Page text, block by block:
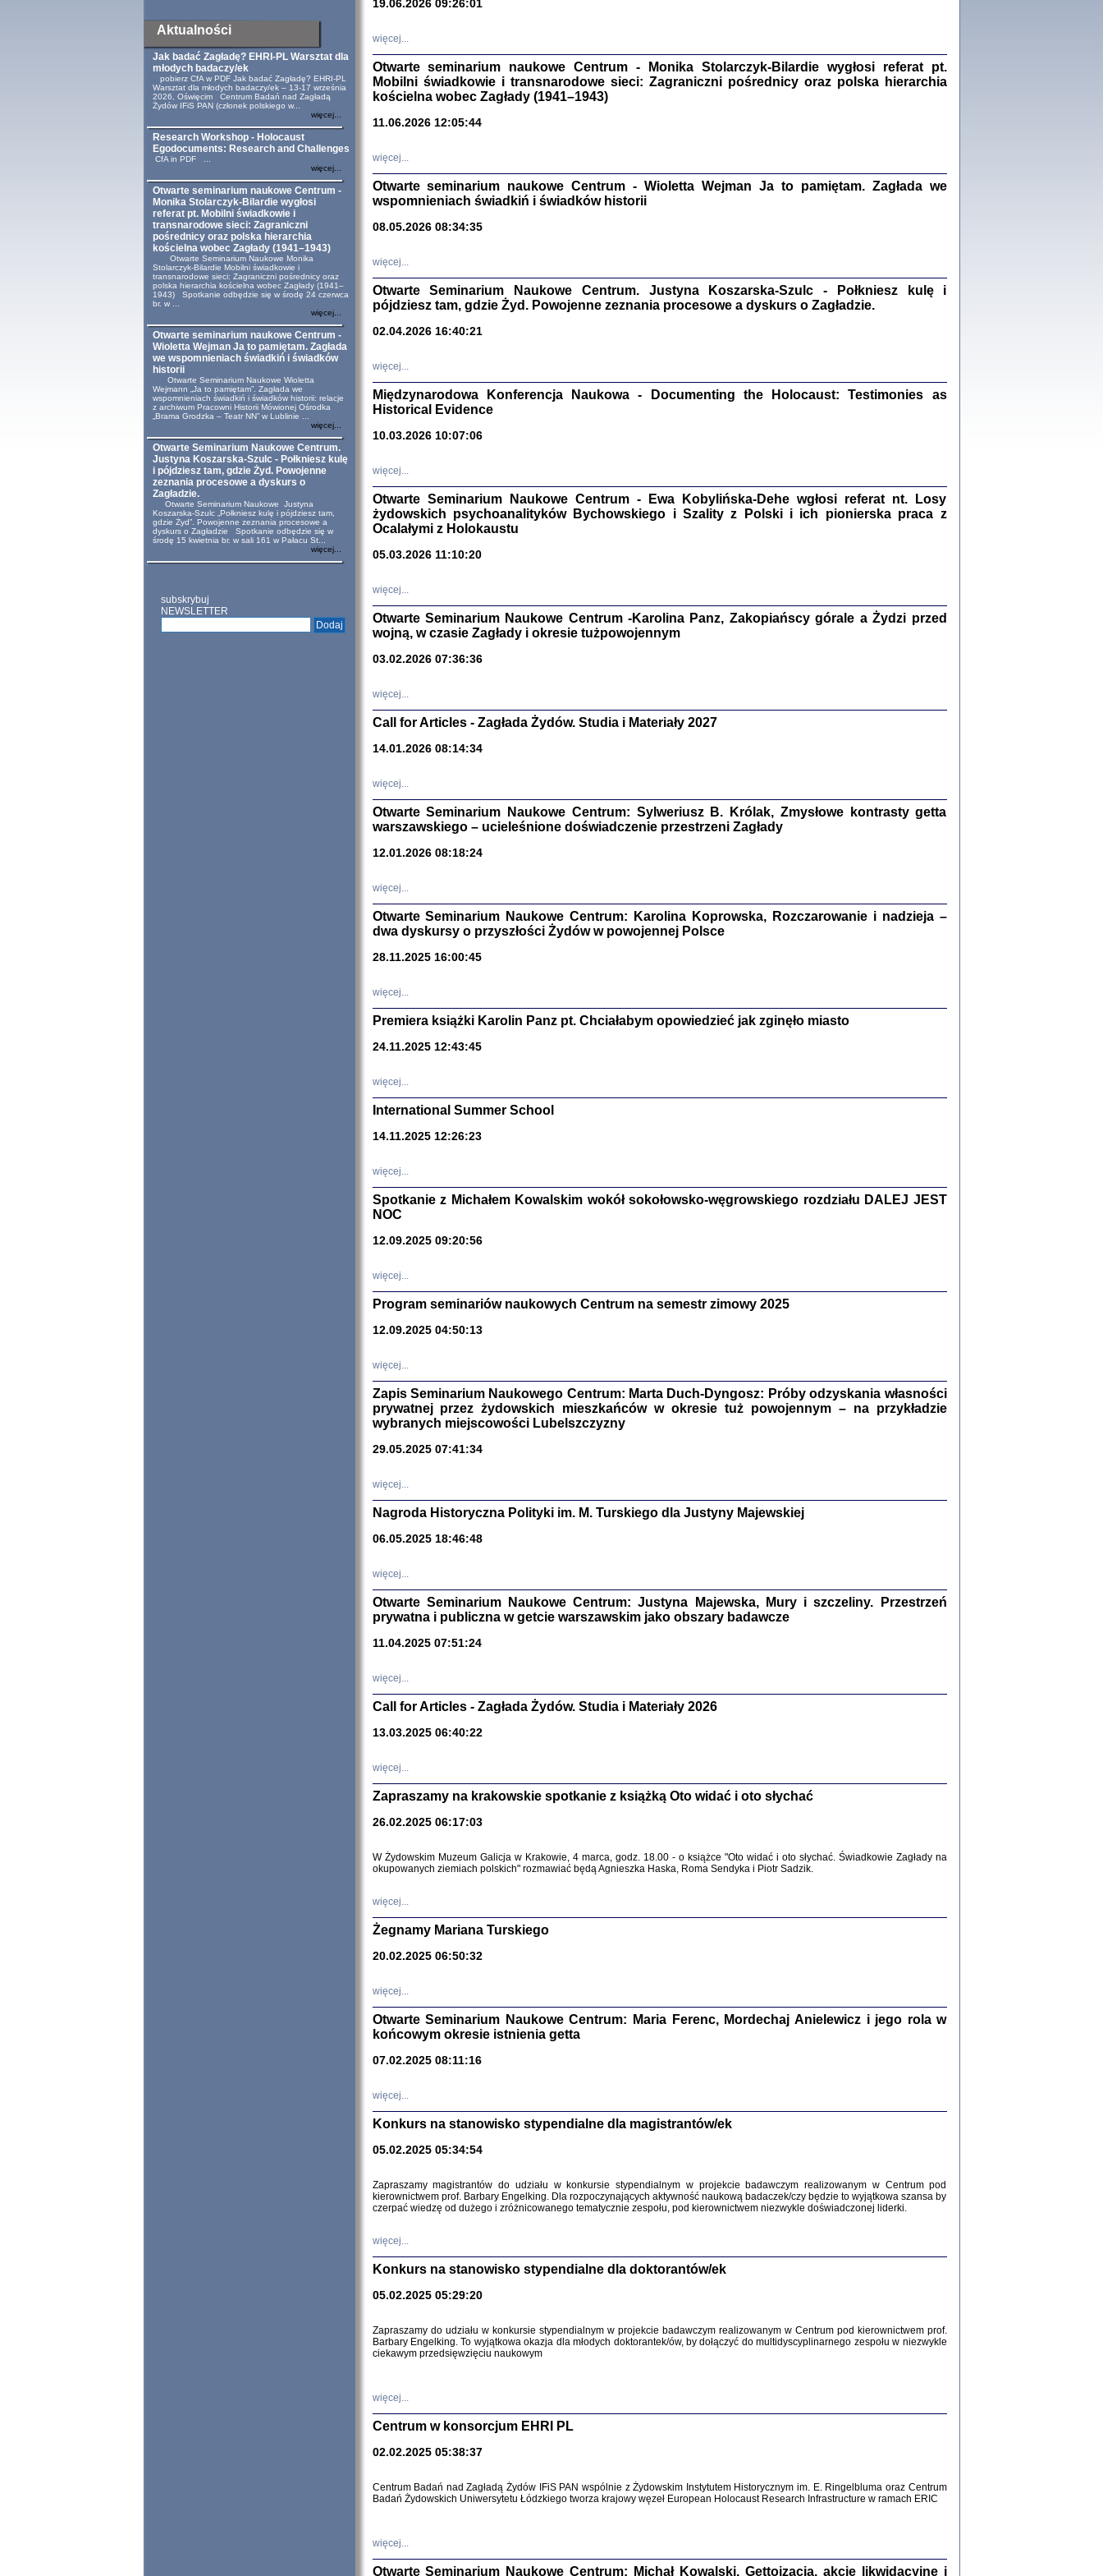
Aktualności
Jak badać Zagładę? EHRI-PL Warsztat dla
młodych badaczy/ek
pobierz CfA w PDF Jak badać Zagładę? EHRI-PL
Warsztat dla młodych badaczy/ek – 13-17 września
2026, Oświęcim Centrum Badań nad Zagładą
Żydów IFiS PAN (członek polskiego w...
więcej...
Research Workshop - Holocaust
Egodocuments: Research and Challenges
CfA in PDF ...
więcej...
Otwarte seminarium naukowe Centrum -
Monika Stolarczyk-Bilardie wygłosi
referat pt. Mobilni świadkowie i
transnarodowe sieci: Zagraniczni
pośrednicy oraz polska hierarchia
kościelna wobec Zagłady (1941–1943)
Otwarte Seminarium Naukowe Monika
Stolarczyk-Bilardie Mobilni świadkowie i
transnarodowe sieci: Zagraniczni pośrednicy oraz
polska hierarchia kościelna wobec Zagłady (1941–
1943) Spotkanie odbędzie się w środę 24 czerwca
br. w ...
więcej...
Otwarte seminarium naukowe Centrum -
Wioletta Wejman Ja to pamiętam. Zagłada
we wspomnieniach świadkiń i świadków
historii
Otwarte Seminarium Naukowe Wioletta
Wejmann „Ja to pamiętam”. Zagłada we
wspomnieniach świadkiń i świadków historii: relacje
z archiwum Pracowni Historii Mówionej Ośrodka
„Brama Grodzka – Teatr NN” w Lublinie ...
więcej...
Otwarte Seminarium Naukowe Centrum.
Justyna Koszarska-Szulc - Połkniesz kulę
i pójdziesz tam, gdzie Żyd. Powojenne
zeznania procesowe a dyskurs o
Zagładzie.
Otwarte Seminarium Naukowe Justyna
Koszarska-Szulc „Połkniesz kulę i pójdziesz tam,
gdzie Żyd”. Powojenne zeznania procesowe a
dyskurs o Zagładzie Spotkanie odbędzie się w
środę 15 kwietnia br. w sali 161 w Pałacu St...
więcej...
subskrybuj
NEWSLETTER
oprac. Aleksandra Bańkowska
Warszawa 2022
oprac. Aleksandra Bańkowska, wstęp Jacek Leociak
Warszawa 2021
Studia i Materiały
nr 17, R. 2021
NIE WIEMY CO PRZYNIESIE NAM KOLEJNA GODZINA ...
Dziennik pisany w ukryciu w latach 1943-1944
Zagłada Żydów.
Sewek Okonowski, oprac. Marta Janczewska
PISZĄCY TE SŁOWA JEST PRACOWNIKIEM
GETTOWEJ INSTYTUCJI ...
'z Dziennika' i inne pisma z łódzkiego getta
Józef Zelkowicz, tłum. z jidysz, oprac. i wstęp. Monika Polit
CZYTAJĄC GAZETĘ NIEMIECKĄ ...
Warszawa 2019
Zagłada Żydów.
red. i wstęp Barbara Engelking, Jan Grabowski
Stanisław Adler, oprac. i wstępem opatrzyłaMarta Janczewska
Warszawa 2018
Warszawa 2017
Pisma Kopla i Mirki Piżyców o życiu w getcie i okupowanej
Warszawie
Warszawa 2016
SZCZĘŚCIE JEST POSIADAĆ DOM POD ZIEMIĄ ...
19.06.2026 09:26:01
więcej...
Otwarte seminarium naukowe Centrum - Monika Stolarczyk-Bilardie wygłosi referat pt.
Mobilni świadkowie i transnarodowe sieci: Zagraniczni pośrednicy oraz polska hierarchia
kościelna wobec Zagłady (1941–1943)
11.06.2026 12:05:44
więcej...
Otwarte seminarium naukowe Centrum - Wioletta Wejman Ja to pamiętam. Zagłada we
wspomnieniach świadkiń i świadków historii
08.05.2026 08:34:35
więcej...
Otwarte Seminarium Naukowe Centrum. Justyna Koszarska-Szulc - Połkniesz kulę i
pójdziesz tam, gdzie Żyd. Powojenne zeznania procesowe a dyskurs o Zagładzie.
02.04.2026 16:40:21
więcej...
Międzynarodowa Konferencja Naukowa - Documenting the Holocaust: Testimonies as
Historical Evidence
10.03.2026 10:07:06
więcej...
Otwarte Seminarium Naukowe Centrum - Ewa Kobylińska-Dehe wgłosi referat nt. Losy
żydowskich psychoanalityków Bychowskiego i Szality z Polski i ich pionierska praca z
Ocalałymi z Holokaustu
05.03.2026 11:10:20
więcej...
Otwarte Seminarium Naukowe Centrum -Karolina Panz, Zakopiańscy górale a Żydzi przed
wojną, w czasie Zagłady i okresie tużpowojennym
03.02.2026 07:36:36
więcej...
Call for Articles - Zagłada Żydów. Studia i Materiały 2027
14.01.2026 08:14:34
więcej...
Otwarte Seminarium Naukowe Centrum: Sylweriusz B. Królak, Zmysłowe kontrasty getta
warszawskiego – ucieleśnione doświadczenie przestrzeni Zagłady
12.01.2026 08:18:24
więcej...
Otwarte Seminarium Naukowe Centrum: Karolina Koprowska, Rozczarowanie i nadzieja –
dwa dyskursy o przyszłości Żydów w powojennej Polsce
28.11.2025 16:00:45
więcej...
Premiera książki Karolin Panz pt. Chciałabym opowiedzieć jak zginęło miasto
24.11.2025 12:43:45
więcej...
International Summer School
14.11.2025 12:26:23
więcej...
Spotkanie z Michałem Kowalskim wokół sokołowsko-węgrowskiego rozdziału DALEJ JEST
NOC
12.09.2025 09:20:56
więcej...
Program seminariów naukowych Centrum na semestr zimowy 2025
12.09.2025 04:50:13
więcej...
Zapis Seminarium Naukowego Centrum: Marta Duch-Dyngosz: Próby odzyskania własności
prywatnej przez żydowskich mieszkańców w okresie tuż powojennym – na przykładzie
wybranych miejscowości Lubelszczyzny
29.05.2025 07:41:34
więcej...
Nagroda Historyczna Polityki im. M. Turskiego dla Justyny Majewskiej
06.05.2025 18:46:48
więcej...
Otwarte Seminarium Naukowe Centrum: Justyna Majewska, Mury i szczeliny. Przestrzeń
prywatna i publiczna w getcie warszawskim jako obszary badawcze
11.04.2025 07:51:24
więcej...
Call for Articles - Zagłada Żydów. Studia i Materiały 2026
13.03.2025 06:40:22
więcej...
Zapraszamy na krakowskie spotkanie z książką Oto widać i oto słychać
26.02.2025 06:17:03
W Żydowskim Muzeum Galicja w Krakowie, 4 marca, godz. 18.00 - o książce "Oto widać i oto słychać. Świadkowie Zagłady na
okupowanych ziemiach polskich" rozmawiać będą Agnieszka Haska, Roma Sendyka i Piotr Sadzik.
więcej...
Żegnamy Mariana Turskiego
20.02.2025 06:50:32
więcej...
Otwarte Seminarium Naukowe Centrum: Maria Ferenc, Mordechaj Anielewicz i jego rola w
końcowym okresie istnienia getta
07.02.2025 08:11:16
więcej...
Konkurs na stanowisko stypendialne dla magistrantów/ek
05.02.2025 05:34:54
Zapraszamy magistrantów do udziału w konkursie stypendialnym w projekcie badawczym realizowanym w Centrum pod
kierownictwem prof. Barbary Engelking. Dla rozpoczynających aktywność naukową badaczek/czy będzie to wyjątkowa szansa by
czerpać wiedzę od dużego i zróżnicowanego tematycznie zespołu, pod kierownictwem niezwykle doświadczonej liderki.
więcej...
Konkurs na stanowisko stypendialne dla doktorantów/ek
05.02.2025 05:29:20
Zapraszamy do udziału w konkursie stypendialnym w projekcie badawczym realizowanym w Centrum pod kierownictwem prof.
Barbary Engelking. To wyjątkowa okazja dla młodych doktorantek/ów, by dołączyć do multidyscyplinarnego zespołu w niezwykle
ciekawym przedsięwzięciu naukowym
więcej...
Centrum w konsorcjum EHRI PL
02.02.2025 05:38:37
Centrum Badań nad Zagładą Żydów IFiS PAN wspólnie z Żydowskim Instytutem Historycznym im. E. Ringelbluma oraz Centrum
Badań Żydowskich Uniwersytetu Łódzkiego tworza krajowy węzeł European Holocaust Research Infrastructure w ramach ERIC
więcej...
Otwarte Seminarium Naukowe Centrum: Michał Kowalski, Gettoizacja, akcje likwidacyjne i